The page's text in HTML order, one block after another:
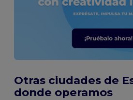
Otras ciudades de
donde operamos